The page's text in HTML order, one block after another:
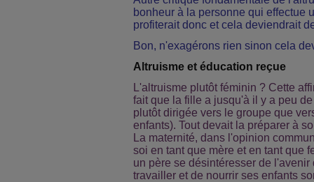
bonheur à la personne qui effectue
profiterait donc et cela deviendrait
Bon, n'exagérons rien sinon cela
Altruisme et éducation reçue
L'altruisme plutôt féminin ? Cette
fait que la fille a jusqu'à il y a peu
plutôt dirigée vers le groupe que
enfants). Tout devait la préparer à
La maternité, dans l'opinion
soi en tant que mère et en tant que
un père se désintéresser de l'avenir
travailler et de nourrir ses enfants